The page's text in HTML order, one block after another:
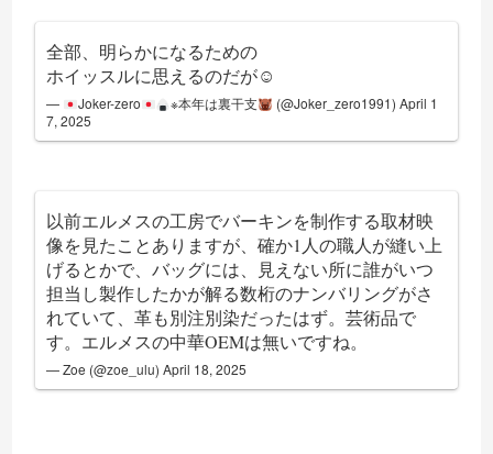
全部、明らかになるための
ホイッスルに思えるのだが☺
— Joker-zero ※本年は裏干支 (@Joker_zero1991) April 1
7, 2025
以前エルメスの工房でバーキンを制作する取材映
像を見たことありますが、確か1人の職人が縫い上
げるとかで、バッグには、見えない所に誰がいつ
担当し製作したかが解る数桁のナンバリングがさ
れていて、革も別注別染だったはず。芸術品で
す。エルメスの中華OEMは無いですね。
— Zoe (@zoe_ulu)April 18, 2025